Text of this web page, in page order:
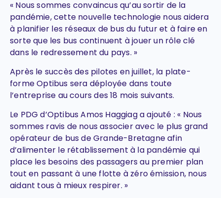
« Nous sommes convaincus qu’au sortir de la
pandémie, cette nouvelle technologie nous aidera
à planifier les réseaux de bus du futur et à faire en
sorte que les bus continuent à jouer un rôle clé
dans le redressement du pays. »
Après le succès des pilotes en juillet, la plate-
forme Optibus sera déployée dans toute
l’entreprise au cours des 18 mois suivants.
Le PDG d’Optibus Amos Haggiag a ajouté : « Nous
sommes ravis de nous associer avec le plus grand
opérateur de bus de Grande-Bretagne afin
d’alimenter le rétablissement à la pandémie qui
place les besoins des passagers au premier plan
tout en passant à une flotte à zéro émission, nous
aidant tous à mieux respirer. »